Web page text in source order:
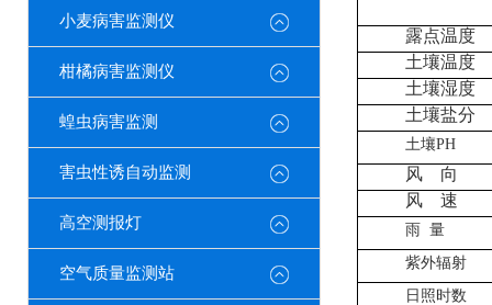
小麦病害监测仪
柑橘病害监测仪
蝗虫病害监测
害虫性诱自动监测
高空测报灯
空气质量监测站
露点温度
土壤温度
土壤湿度
土壤盐分
土壤PH
风 向
风 速
雨 量
紫外辐射
日照时数